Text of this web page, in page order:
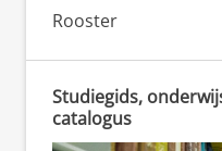
Rooster
Studiegids,
catalogus